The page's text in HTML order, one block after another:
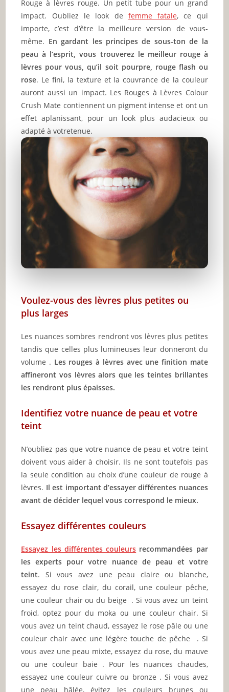
Rouge à lèvres rouge. Un petit tube pour un grand
impact. Oubliez le look de femme fatale, ce qui
importe, c’est d’être la meilleure version de vous-
même. En gardant les principes de sous-ton de la
peau à l’esprit, vous trouverez le meilleur rouge à
lèvres pour vous, qu’il soit pourpre, rouge flash ou
rose. Le fini, la texture et la couvrance de la couleur
auront aussi un impact. Les Rouges à Lèvres Colour
Crush Mate contiennent un pigment intense et ont un
effet aplanissant, pour un look plus audacieux ou
adapté à votretenue.
Voulez-vous des lèvres plus petites ou
plus larges
Les nuances sombres rendront vos lèvres plus petites
tandis que celles plus lumineuses leur donneront du
volume . Les rouges à lèvres avec une finition mate
affineront vos lèvres alors que les teintes brillantes
les rendront plus épaisses.
Identifiez votre nuance de peau et votre
teint
N’oubliez pas que votre nuance de peau et votre teint
doivent vous aider à choisir. Ils ne sont toutefois pas
la seule condition au choix d’une couleur de rouge à
lèvres. Il est important d’essayer différentes nuances
avant de décider lequel vous correspond le mieux.
Essayez différentes couleurs
Essayez les différentes couleurs recommandées par
les experts pour votre nuance de peau et votre
teint. Si vous avez une peau claire ou blanche,
essayez du rose clair, du corail, une couleur pêche,
une couleur chair ou du beige . Si vous avez un teint
froid, optez pour du moka ou une couleur chair. Si
vous avez un teint chaud, essayez le rose pâle ou une
couleur chair avec une légère touche de pêche . Si
vous avez une peau mixte, essayez du rose, du mauve
ou une couleur baie . Pour les nuances chaudes,
essayez une couleur cuivre ou bronze . Si vous avez
une peau hâlée, évitez les couleurs brunes ou